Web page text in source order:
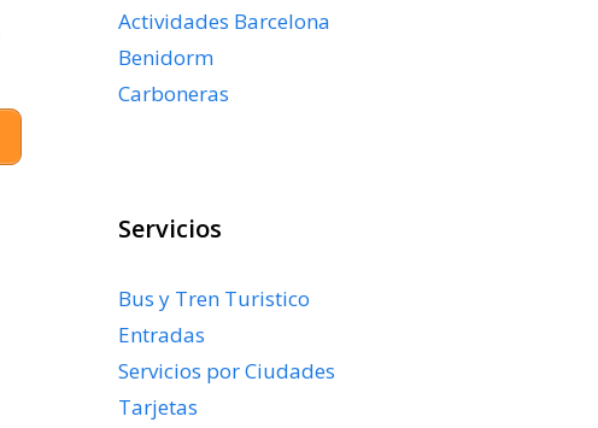
Actividades Barcelona
Benidorm
Carboneras
Servicios
Bus y Tren Turistico
Entradas
Servicios por Ciudades
Tarjetas